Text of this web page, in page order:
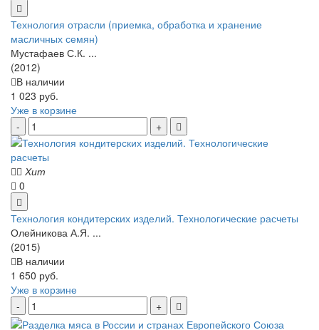
Технология отрасли (приемка, обработка и хранение
масличных семян)
Мустафаев С.К. ...
(2012)
В наличии
1 023 руб.
Уже в корзине
Хит
0
Технология кондитерских изделий. Технологические расчеты
Олейникова А.Я. ...
(2015)
В наличии
1 650 руб.
Уже в корзине